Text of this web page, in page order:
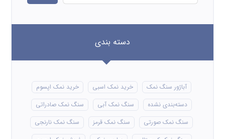
دسته بندی
آباژور سنگ نمک خرید نمک اسبی
خرید نمک اپسوم
دسته‌بندی نشده
سنگ نمک آبی
سنگ نمک صادراتی
سنگ نمک صورتی
سنگ نمک قرمز
سنگ نمک نارنجی